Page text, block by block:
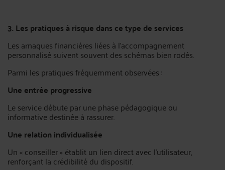
3. Les pratiques à risque dans ce type de services
Les arnaques financières liées à l’accompagnement
personnalisé suivent souvent des schémas bien rodés.
Parmi les pratiques fréquemment observées :
Une entrée progressive
Le service débute par une phase pédagogique ou
informative destinée à rassurer.
Une relation individualisée
Un « conseiller » établit un lien direct avec l’utilisateur,
renforçant la crédibilité du dispositif.